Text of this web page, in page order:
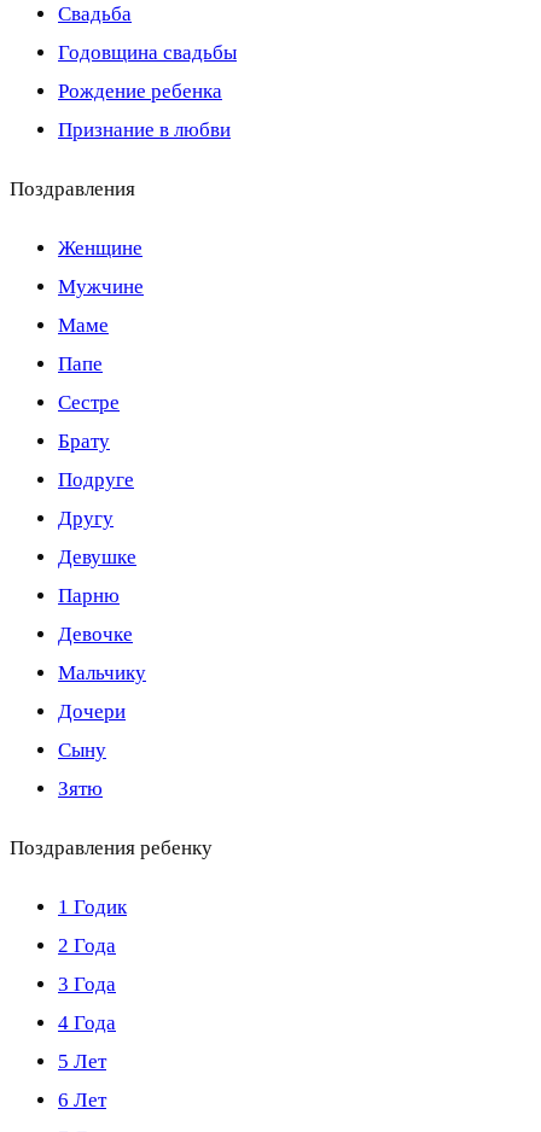
Свадьба
Годовщина свадьбы
Рождение ребенка
Признание в любви
Поздравления
Женщине
Мужчине
Маме
Папе
Сестре
Брату
Подруге
Другу
Девушке
Парню
Девочке
Мальчику
Дочери
Сыну
Зятю
Поздравления ребенку
1 Годик
2 Года
3 Года
4 Года
5 Лет
6 Лет